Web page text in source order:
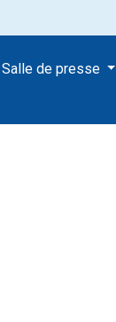
Salle de presse